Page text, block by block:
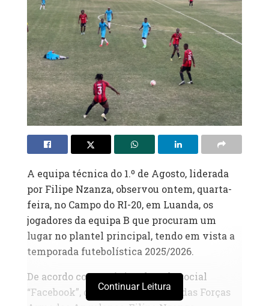
A equipa técnica do 1.º de Agosto, liderada
por Filipe Nzanza, observou ontem, quarta-
feira, no Campo do RI-20, em Luanda, os
jogadores da equipa B que procuram um
lugar no plantel principal, tendo em vista a
temporada futebolística 2025/2026.
De acordo com a página da rede social
“Facebook”, do emblema central das Forças
Continuar Leitura